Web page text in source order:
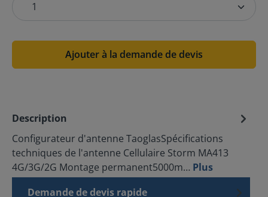
Ajouter à la demande de devis
Description
Configurateur d'antenne TaoglasSpécifications
techniques de l'antenne Cellulaire Storm MA413
4G/3G/2G Montage permanent5000m… Plus
Demande de devis rapide